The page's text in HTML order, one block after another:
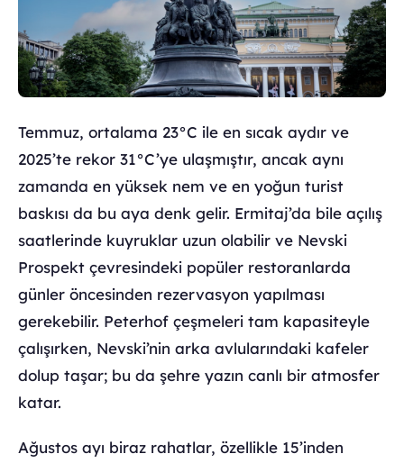
Temmuz, ortalama 23°C ile en sıcak aydır ve
2025’te rekor 31°C’ye ulaşmıştır, ancak aynı
zamanda en yüksek nem ve en yoğun turist
baskısı da bu aya denk gelir. Ermitaj’da bile açılış
saatlerinde kuyruklar uzun olabilir ve Nevski
Prospekt çevresindeki popüler restoranlarda
günler öncesinden rezervasyon yapılması
gerekebilir. Peterhof çeşmeleri tam kapasiteyle
çalışırken, Nevski’nin arka avlularındaki kafeler
dolup taşar; bu da şehre yazın canlı bir atmosfer
katar.
Ağustos ayı biraz rahatlar, özellikle 15’inden